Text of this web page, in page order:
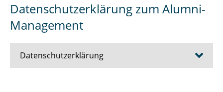
Datenschutzerklärung zum Alumni-
Management
Datenschutzerklärung